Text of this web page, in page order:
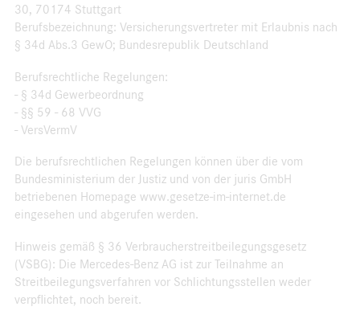
30, 70174 Stuttgart
Berufsbezeichnung: Versicherungsvertreter mit Erlaubnis nach
§ 34d Abs.3 GewO; Bundesrepublik Deutschland
Berufsrechtliche Regelungen:
- § 34d Gewerbeordnung
- §§ 59 - 68 VVG
- VersVermV
Die berufsrechtlichen Regelungen können über die vom
Bundesministerium der Justiz und von der juris GmbH
betriebenen Homepage www.gesetze-im-internet.de
eingesehen und abgerufen werden.
Hinweis gemäß § 36 Verbraucherstreitbeilegungsgesetz
(VSBG): Die Mercedes-Benz AG ist zur Teilnahme an
Streitbeilegungsverfahren vor Schlichtungsstellen weder
verpflichtet, noch bereit.